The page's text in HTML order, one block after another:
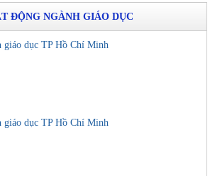
ĐỘNG NGÀNH GIÁO DỤC
giáo dục TP Hồ Chí Minh
giáo dục TP Hồ Chí Minh